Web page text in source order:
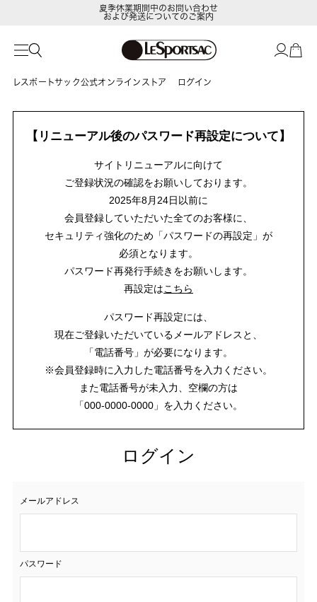
夏季休業期間中のお問い合わせ
および発送についてのご案内
レスポートサック公式オンラインストア ログイン
【リニューアル後のパスワード再設定について】
サイトリニューアルに向けて
ご登録状況の確認をお願いしております。
2025年8月24日以前に
会員登録していただいた全てのお客様に、
セキュリティ強化のため「パスワードの再設定」が
必須となります。
パスワード再発行手続きをお願いします。
再設定はこちら
パスワード再設定には、
現在ご登録いただいているメールアドレスと、
「電話番号」が必要になります。
※会員登録時に入力した電話番号を入力ください。
また電話番号が未入力、空欄の方は
「000-0000-0000」を入力ください。
ログイン
メールアドレス
パスワード